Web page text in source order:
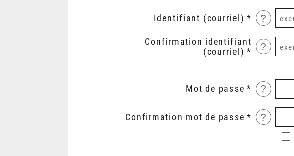
Identifiant (courriel) ?
Confirmation identifiant
(courriel)
?
Mot de passe ?
Confirmation mot de passe ?